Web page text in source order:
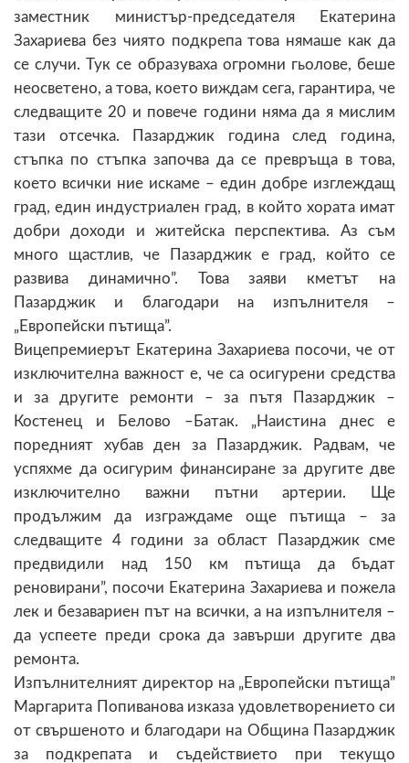
заместник министър-председателя Екатерина
Захариева без чиято подкрепа това нямаше как да
се случи. Тук се образуваха огромни гьолове, беше
неосветено, а това, което виждам сега, гарантира, че
следващите 20 и повече години няма да я мислим
тази отсечка. Пазарджик година след година,
стъпка по стъпка започва да се превръща в това,
което всички ние искаме – един добре изглеждащ
град, един индустриален град, в който хората имат
добри доходи и житейска перспектива. Аз съм
много щастлив, че Пазарджик е град, който се
развива динамично”. Това заяви кметът на
Пазарджик и благодари на изпълнителя –
„Европейски пътища”.
Вицепремиерът Екатерина Захариева посочи, че от
изключителна важност е, че са осигурени средства
и за другите ремонти – за пътя Пазарджик –
Костенец и Белово –Батак. „Наистина днес е
поредният хубав ден за Пазарджик. Радвам, че
успяхме да осигурим финансиране за другите две
изключително важни пътни артерии. Ще
продължим да изграждаме още пътища – за
следващите 4 години за област Пазарджик сме
предвидили над 150 км пътища да бъдат
реновирани”, посочи Екатерина Захариева и пожела
лек и безавариен път на всички, а на изпълнителя –
да успеете преди срока да завърши другите два
ремонта.
Изпълнителният директор на „Европейски пътища”
Маргарита Попиванова изказа удовлетворението си
от свършеното и благодари на Община Пазарджик
за подкрепата и съдействието при текущо